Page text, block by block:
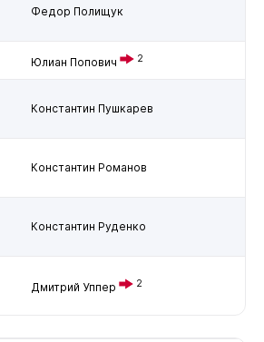
Федор Полищук
Юлиан Попович 2
Константин Пушкарев
Константин Романов
Константин Руденко
Дмитрий Уппер 2